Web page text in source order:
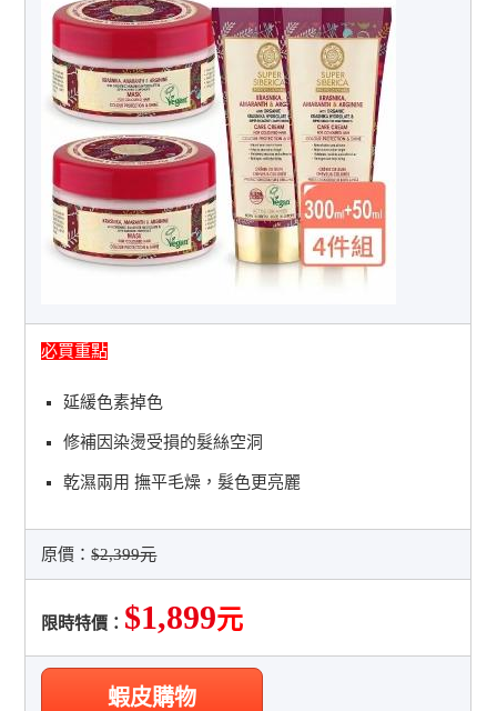
必買重點
延緩色素掉色
修補因染燙受損的髮絲空洞
乾濕兩用 撫平毛燥，髮色更亮麗
原價：$2,399元
限時特價： $1,899元
蝦皮購物